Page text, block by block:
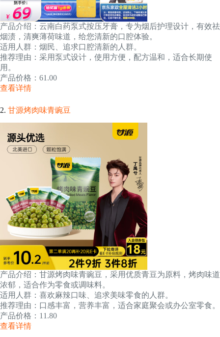
产品介绍：云南白药泵式按压牙膏，专为烟后护理设计，有效祛
烟渍，清爽薄荷味道，给您清新的口腔体验。
适用人群：烟民、追求口腔清新的人群。
推荐理由：采用泵式设计，使用方便，配方温和，适合长期使
用。
产品价格：61.00
查看详情
2. 甘源烤肉味青豌豆
产品介绍：甘源烤肉味青豌豆，采用优质青豆为原料，烤肉味道
浓郁，适合作为零食或调味料。
适用人群：喜欢麻辣口味、追求美味零食的人群。
推荐理由：口感丰富，营养丰富，适合家庭聚会或办公室零食。
产品价格：11.80
查看详情